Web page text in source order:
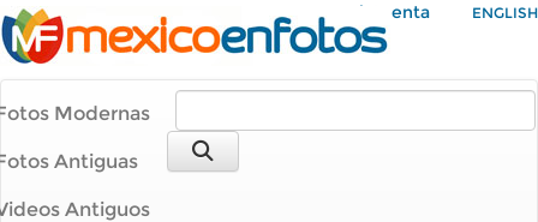
Mi Cuenta ENGLISH
Modernas
Antiguas
Antiguos